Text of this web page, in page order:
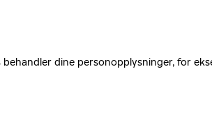
behandler dine personopplysninger, for